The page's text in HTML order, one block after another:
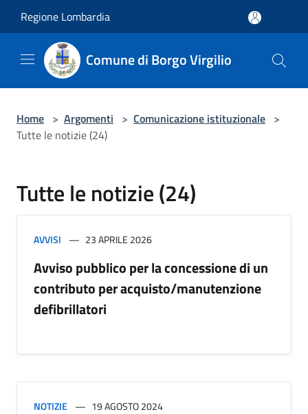
Regione Lombardia
Comune di Borgo Virgilio
Home > Argomenti > Comunicazione istituzionale >
Tutte le notizie (24)
Tutte le notizie (24)
AVVISI 23 APRILE 2026
Avviso pubblico per la concessione di un
contributo per acquisto/manutenzione
defibrillatori
NOTIZIE 19 AGOSTO 2024